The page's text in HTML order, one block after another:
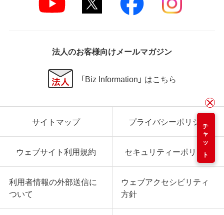
チャット
法人のお客様向けメールマガジン
「Biz Information」 はこちら
サイトマップ プライバシーポリシー
ウェブサイト利用規約 セキュリティーポリシー
利用者情報の外部送信に
ついて
ウェブアクセシビリティ
方針